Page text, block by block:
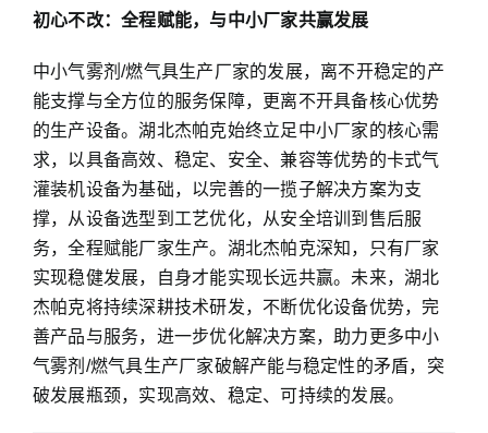
初心不改：全程赋能，与中小厂家共赢发展
中小气雾剂/燃气具生产厂家的发展，离不开稳定的产
能支撑与全方位的服务保障，更离不开具备核心优势
的生产设备。湖北杰帕克始终立足中小厂家的核心需
求，以具备高效、稳定、安全、兼容等优势的卡式气
灌装机设备为基础，以完善的一揽子解决方案为支
撑，从设备选型到工艺优化，从安全培训到售后服
务，全程赋能厂家生产。湖北杰帕克深知，只有厂家
实现稳健发展，自身才能实现长远共赢。未来，湖北
杰帕克将持续深耕技术研发，不断优化设备优势，完
善产品与服务，进一步优化解决方案，助力更多中小
气雾剂/燃气具生产厂家破解产能与稳定性的矛盾，突
破发展瓶颈，实现高效、稳定、可持续的发展。